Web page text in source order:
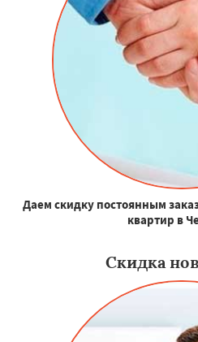
Даем скидку постоянным
квартир в
Скидка